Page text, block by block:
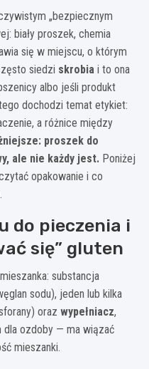
„bezpiecznym
biały proszek, chemia
się w miejscu, o którym
siedzi skrobia i to ona
albo jeśli produkt
dochodzi temat etykiet:
a różnice między
proszek do
ale nie każdy jest. Poniżej
opakowanie i co
do pieczenia i
się” gluten
substancja
sodu), jeden lub kilka
oraz wypełniacz,
dla ozdoby — ma wiązać
mieszanki.